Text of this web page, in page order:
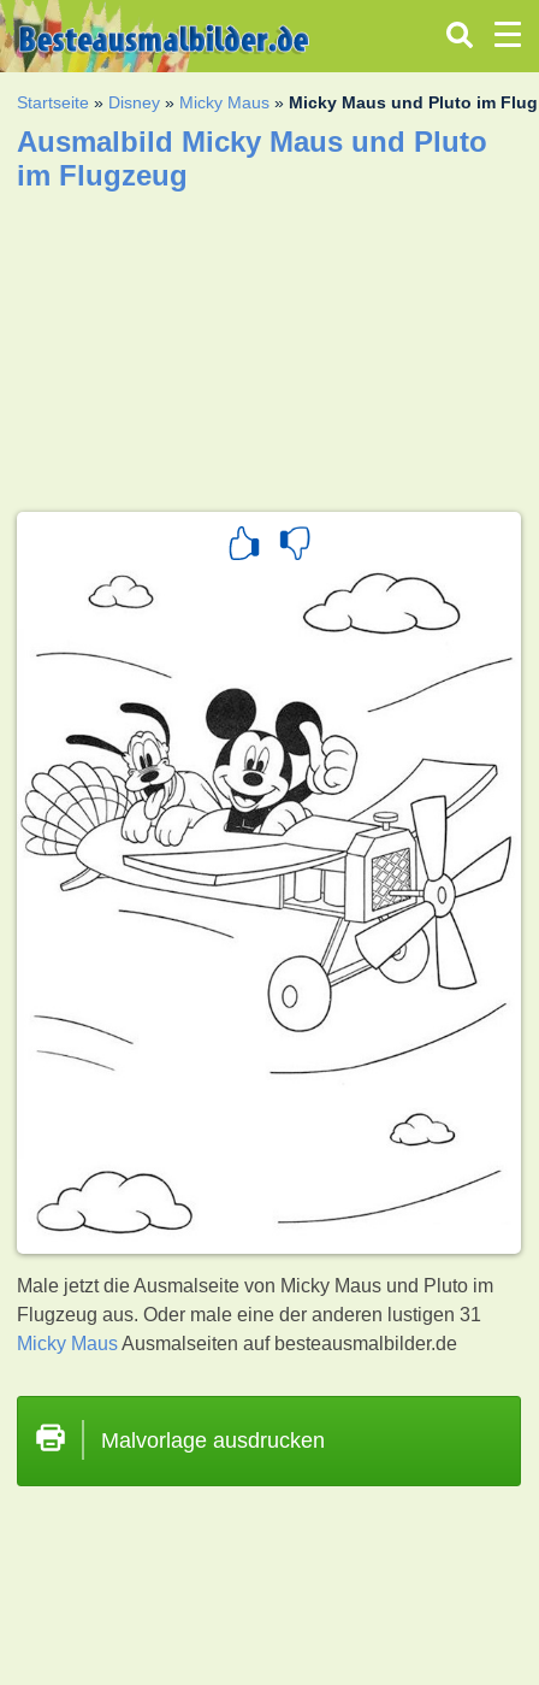
Startseite » Disney » Micky Maus » Micky Maus und Pluto im
Ausmalbild Micky Maus und Pluto
im Flugzeug
Male jetzt die Ausmalseite von Micky Maus und Pluto im
Flugzeug aus. Oder male eine der anderen lustigen 31
Micky MausAusmalseiten auf besteausmalbilder.de
Malvorlage ausdrucken